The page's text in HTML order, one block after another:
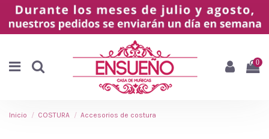
0
Inicio COSTURA Accesorios de costura